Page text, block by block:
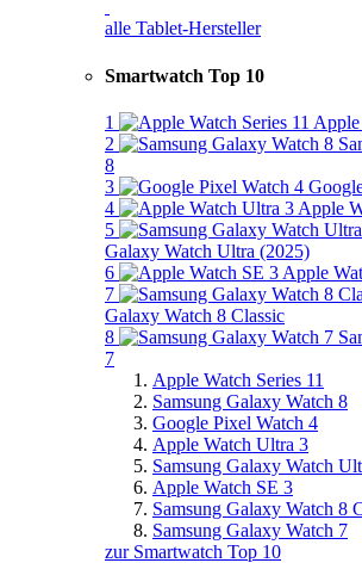
alle Tablet-Hersteller
Smartwatch Top 10
1
Apple
2
8
3
4
Apple
5
Galaxy Watch Ultra (2025)
6
Apple
7
Galaxy Watch 8 Classic
8
7
Apple Watch Series 11
Samsung Galaxy Watch 8
Google Pixel Watch 4
Apple Watch Ultra 3
Samsung Galaxy Watch
Apple Watch SE 3
Samsung Galaxy Watch 8
Samsung Galaxy Watch 7
zur Smartwatch Top 10